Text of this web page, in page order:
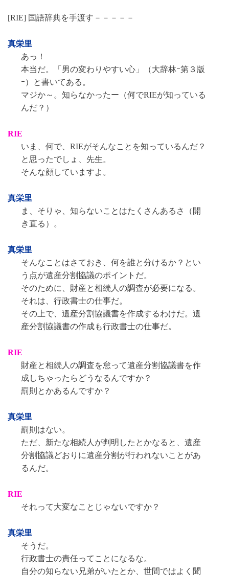
[RIE] 国語辞典を手渡す－－－－－
真栄里
あっ！
本当だ。「男の変わりやすい心」（大辞林ｰ第３版
ｰ）と書いてある。
マジか～。知らなかったー（何でRIEが知っている
んだ？）
RIE
いま、何で、RIEがそんなことを知っているんだ？
と思ったでしょ、先生。
そんな顔していますよ。
真栄里
ま、そりゃ、知らないことはたくさんあるさ（開
き直る）。
真栄里
そんなことはさておき、何を誰と分けるか？とい
う点が遺産分割協議のポイントだ。
そのために、財産と相続人の調査が必要になる。
それは、行政書士の仕事だ。
その上で、遺産分割協議書を作成するわけだ。遺
産分割協議書の作成も行政書士の仕事だ。
RIE
財産と相続人の調査を怠って遺産分割協議書を作
成しちゃったらどうなるんですか？
罰則とかあるんですか？
真栄里
罰則はない。
ただ、新たな相続人が判明したとかなると、遺産
分割協議どおりに遺産分割が行われないことがあ
るんだ。
RIE
それって大変なことじゃないですか？
真栄里
そうだ。
行政書士の責任ってことになるな。
自分の知らない兄弟がいたとか、世間ではよく聞